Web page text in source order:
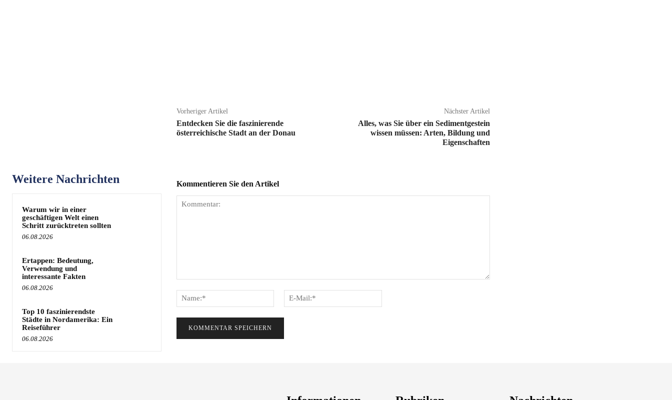
Vorheriger Artikel
Entdecken Sie die faszinierende
österreichische Stadt an der Donau
Nächster Artikel
Alles, was Sie über ein Sedimentgestein
wissen müssen: Arten, Bildung und
Eigenschaften
Weitere Nachrichten
Warum wir in einer
geschäftigen Welt einen
Schritt zurücktreten sollten
06.08.2026
Ertappen: Bedeutung,
Verwendung und
interessante Fakten
06.08.2026
Top 10 faszinierendste
Städte in Nordamerika: Ein
Reiseführer
06.08.2026
Kommentieren Sie den Artikel
Name:*
Mail:*